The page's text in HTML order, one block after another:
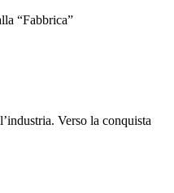
“Fabbrica”
Verso la conquista